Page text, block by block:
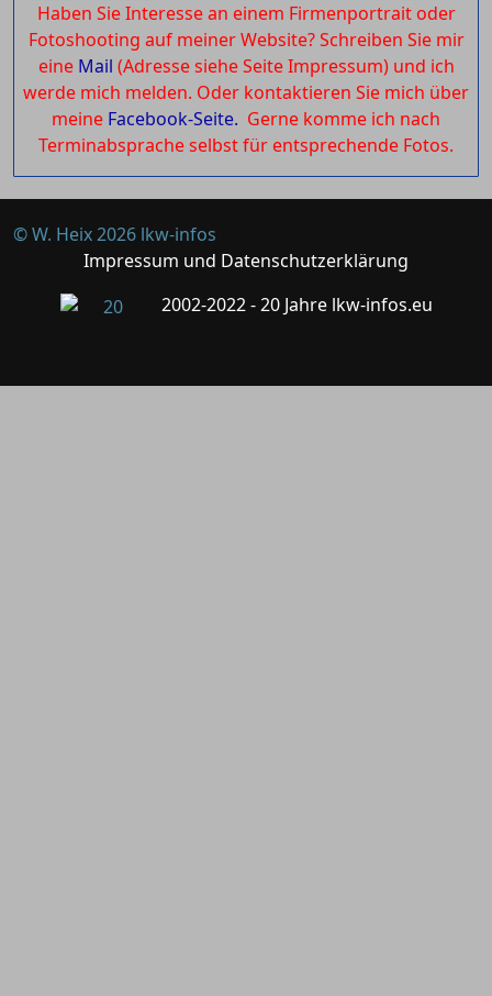
Haben Sie Interesse an einem Firmenportrait oder
Fotoshooting auf meiner Website? Schreiben Sie mir
eine Mail (Adresse siehe Seite Impressum) und ich
werde mich melden. Oder kontaktieren Sie mich über
meine Facebook-Seite. Gerne komme ich nach
Terminabsprache selbst für entsprechende Fotos.
© W. Heix 2026 lkw-infos
Impressum und Datenschutzerklärung
2002-2022 - 20 Jahre lkw-infos.eu